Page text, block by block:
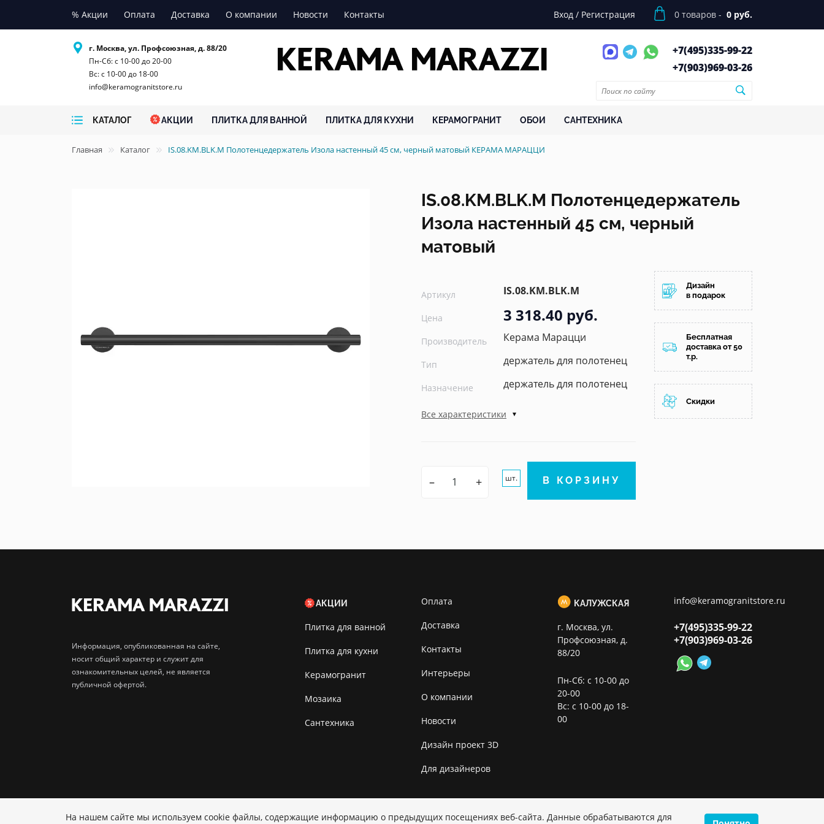
% Акции Оплата Доставка О компании Новости Контакты Вход / Регистрация 0 товаров - 0 руб.
г. Москва, ул. Профсоюзная, д. 88/20
Пн-Сб: с 10-00 до 20-00
Вс: с 10-00 до 18-00
info@keramogranitstore.ru
+7(495)335-99-22
+7(903)969-03-26
КАТАЛОГ АКЦИИ ПЛИТКА ДЛЯ ВАННОЙ ПЛИТКА ДЛЯ КУХНИ КЕРАМОГРАНИТ ОБОИ САНТЕХНИКА
Главная Каталог IS.08.KM.BLK.M Полотенцедержатель Изола настенный 45 см, черный матовый КЕРАМА МАРАЦЦИ
IS.08.KM.BLK.M Полотенцедержатель
Изола настенный 45 см, черный
матовый
Артикул IS.08.KM.BLK.M
Цена 3 318.40 руб.
Производитель Керама Марацци
Тип держатель для полотенец
Назначение держатель для полотенец
Все характеристики
– + шт. В КОРЗИНУ
Дизайн
в подарок
Бесплатная
доставка от 50
т.р.
Скидки
Информация, опубликованная на сайте,
носит общий характер и служит для
ознакомительных целей, не является
публичной офертой.
АКЦИИ
Плитка для ванной
Плитка для кухни
Керамогранит
Мозаика
Сантехника
Оплата
Доставка
Контакты
Интерьеры
О компании
Новости
Дизайн проект 3D
Для дизайнеров
КАЛУЖСКАЯ
г. Москва, ул.
Профсоюзная, д.
88/20
Пн-Сб: с 10-00 до
20-00
Вс: с 10-00 до 18-
00
info@keramogranitstore.ru
+7(495)335-99-22
+7(903)969-03-26
На нашем сайте мы используем cookie файлы, содержащие информацию о предыдущих посещениях веб-сайта. Данные обрабатываются для